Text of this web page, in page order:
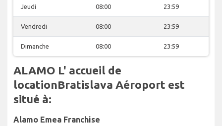
Jeudi 08:00 23:59
Vendredi 08:00 23:59
Dimanche 08:00 23:59
ALAMO L' accueil de
locationBratislava Aéroport est
situé à:
Alamo Emea Franchise